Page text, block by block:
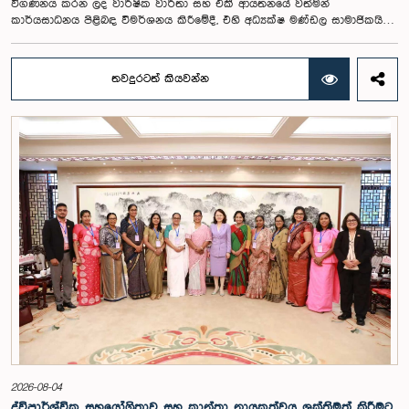
විගණනය කරන ලද වාර්ෂික වාර්තා සහ එකී ආයතනයේ වත්මන්
කාර්යසාධනය පිළිබඳ විමර්ශනය කිරීමේදී, එහි අධ්‍යක්ෂ මණ්ඩල සාමාජිකයින්
නිලධාරීන් විසින් තම ඇඳුම් පැළඳුම් සම්බන්ධයෙන් පිළිපැදිය යුතු වන
නිර්නායකයන්ගෙන් බැහැරව, එකී අවස්ථාවට නුසුදුසු ආකාරයෙන් සැරසී
රැස්වීමට සහභාගී වී සිටි බව කාරක සභාව විසින් නිරීක්ෂණය කරන ලදී.
තවද, ඉහත කී නිලධාරීන් දෙදෙනාම පාර්ලිමේන්තු සම්ප්‍රදායට හා
ක්‍රියාපටිපාටියට පටහැනි අයුරින් සභාපතිවරයාගේ පූර්ව අවසරයකින් තොරව
කාරක සභා රැස්වීමෙන් බැහැර ගොස් ඇති බව ද කාරක සභාව විසින් සඳහන්
කරන ලදී. මෙම සිද්ධීන් සම්බන්ධයෙන් පොදු ව්‍යාපාර පිළිබඳ කාරක සභාවේ
සභාපතිවරයා විසින් මතු කරන ලද වරප්‍රසාද පිළිබඳ ගැටළුවට අනුව,
පාර්ලිමේන්තුවට අපහාස කිරීමේ චෝදනාව යටතේ එම නිලධාරීන් දෙදෙනා 2026
පෙබරවාරි මස 17 වැනි දින ආචාරධර්ම හා වරප්‍රසාද පිළිබඳ කාරක සභාව
හමුවේ පෙනී සිටිනු ලැබූ අතර, එහිදී, ඔවුන් විසින් සිය හැසිරීම සම්බන්ධයෙන්
අවංකවම සමාව අයැද සිටින බව සඳහන් කෙරිණි. පාර්ලිමේන්තු කාරක
සභාවල අධිකාරිය, ගෞරවය සහ ස්ථාපිත ක්‍රියාපටිපාටිවලට ගෞරව කිරීමේ
වැදගත්කම පිළිබඳව නිසි අවබෝධයකින් යුතුව තම ක්‍රියාවන්හි බරපතලකම
නිලධාරීන් විසින් අවබෝධ කරගෙන ඇති බව නිරීක්ෂණය කළ ආචාරධර්ම හා
වරප්‍රසාද පිළිබඳ කාරක සභාව සහ පොදු ව්‍යාපාර පිළිබඳ කාරක සභාවේ
සභාපතිවරයා විසින් ඒ පිළිබඳව නිසි පරිදි සලකා බැලීමෙන් අනතුරුව, ඉහත
කී නිලධාරීන්ට සමාව ලබා දෙන ලෙස කරන ලද ඉල්ලීම පිළිගන්නා
ලදී. පාර්ලිමේන්තු කාරක සභා රැස්වීම් සඳහා පෙනී සිටින සියලුම පුද්ගලයන්
සෑම අවස්ථාවකදීම ඉහළම මට්ටමින් ආචාරධර්ම හා හැසිරීම් අනුගමනය
තවදුරටත් කියවන්න
2026-08-04